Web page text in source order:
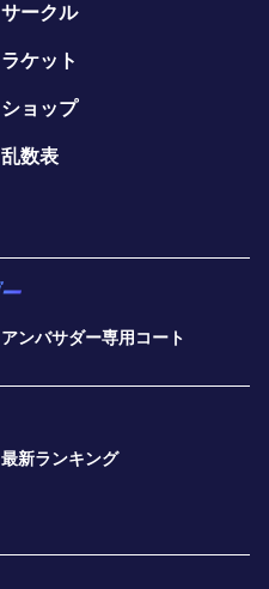
サークル
ラケット
ショップ
乱数表
アンバサダー専用コート
最新ランキング